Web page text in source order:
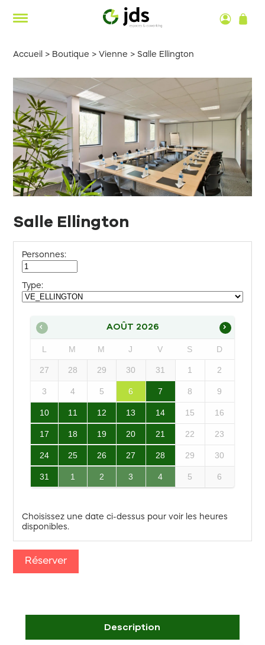
contenu
Accueil > Boutique >Vienne > Salle Ellington
Salle Ellington
Personnes:
Type:
AOÛT 2026
L M M J V S D
27 28 29 30 31 1 2
3 4 5 6 7 8 9
10 11 12 13 14 15 16
17 18 19 20 21 22 23
24 25 26 27 28 29 30
31 1 2 3 4 5 6
Choisissez une date ci-dessus pour voir les heures
disponibles.
Réserver
Description